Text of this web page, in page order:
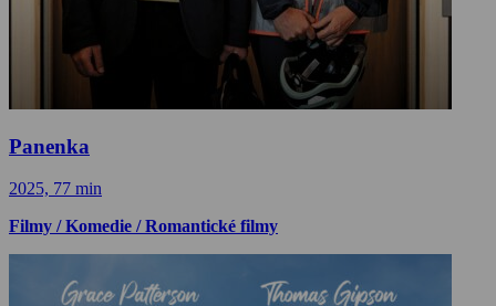
Panenka
2025, 77 min
Filmy / Komedie / Romantické filmy